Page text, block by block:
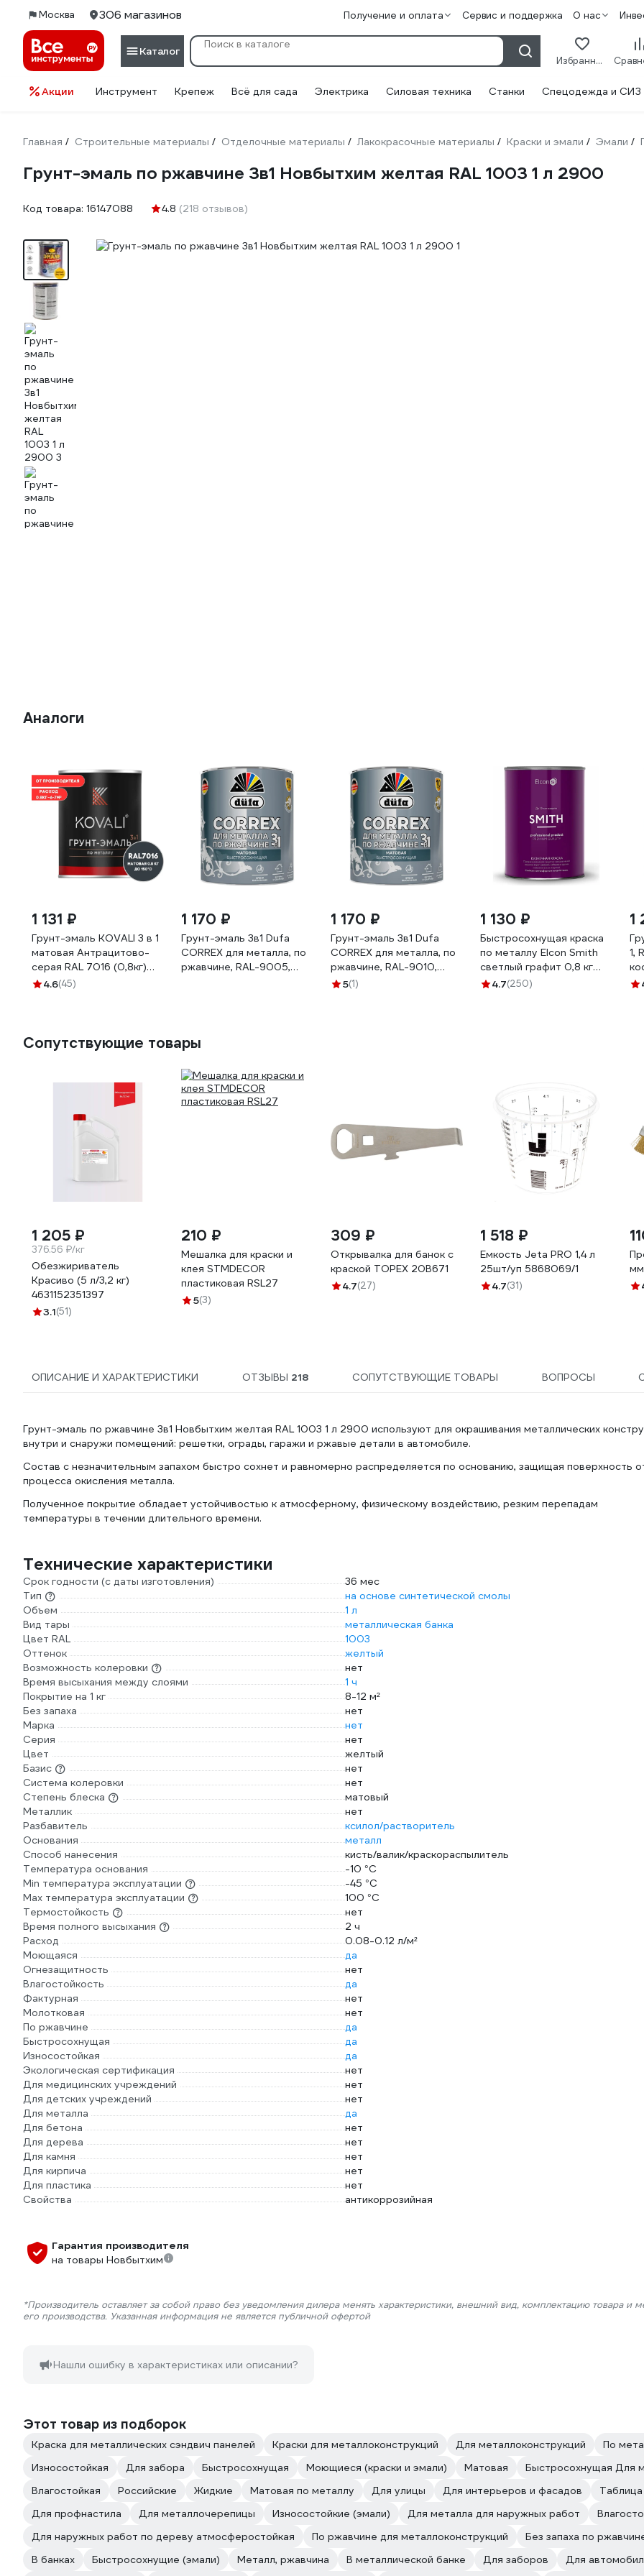
Москва 306 магазинов Получение и оплата Сервис и поддержка О нас
Каталог
Избранное
Акции Инструмент Крепеж Всё для сада Электрика Силовая техника Станки Спецодежда и СИЗ
Главная / Строительные материалы / Отделочные материалы / Лакокрасочные материалы / Краски и эмали / Эмали /
Грунт-эмаль по ржавчине 3в1 Новбытхим желтая RAL 1003 1 л 2900
Код товара: 16147088 4.8 (218 отзывов)
Аналоги
1 131 ₽
Грунт-эмаль KOVALI 3 в 1
матовая Антрацитово-
серая RAL 7016 (0,8кг)
kov1.12.1
4.6(45)
1 170 ₽
Грунт-эмаль 3в1 Dufa
CORREX для металла, по
ржавчине, RAL-9005,
1 170 ₽
Грунт-эмаль 3в1 Dufa
CORREX для металла, по
ржавчине, RAL-9010,
белая матовая, 0.75л
5(1)
1 130 ₽
Быстросохнущая краска
по металлу Elcon Smith
светлый графит 0,8 кг
00-00002813
4.7(250)
1
1,
Сопутствующие товары
1 205 ₽
376.56 ₽/кг
Обезжириватель
Красиво (5 л/3,2 кг)
4631152351397
3.1(51)
210 ₽
Мешалка для краски и
клея STMDECOR
пластиковая RSL27
5(3)
309 ₽
Открывалка для банок с
краской TOPEX 20B671
4.7(27)
1 518 ₽
Емкость Jeta PRO 1,4 л
25шт/уп 5868069/1
4.7(31)
мм
ОПИСАНИЕ И ХАРАКТЕРИСТИКИ ОТЗЫВЫ 218 СОПУТСТВУЮЩИЕ ТОВАРЫ ВОПРОСЫ
Грунт-эмаль по ржавчине 3в1 Новбытхим желтая RAL 1003 1 л 2900 используют для окрашивания металлических
внутри и снаружи помещений: решетки, ограды, гаражи и ржавые детали в автомобиле.
Состав с незначительным запахом быстро сохнет и равномерно распределяется по основанию, защищая поверхность
процесса окисления металла.
Полученное покрытие обладает устойчивостью к атмосферному, физическому воздействию, резким перепадам
температуры в течении длительного времени.
Технические характеристики
Срок годности (с даты изготовления)
36 мес
Тип
на основе синтетической смолы
Объем
1 л
Вид тары
металлическая банка
Цвет RAL
1003
Оттенок
желтый
Возможность колеровки
нет
Время высыхания между слоями
1 ч
Покрытие на 1 кг
8-12 м²
Без запаха
нет
Марка
нет
Серия
нет
Цвет
желтый
Базис
нет
Система колеровки
нет
Степень блеска
матовый
Металлик
нет
Разбавитель
ксилол/растворитель
Основания
металл
Способ нанесения
кисть/валик/краскораспылитель
Температура основания
-10 °С
Min температура эксплуатации
-45 °С
Max температура эксплуатации
100 °С
Термостойкость
нет
Время полного высыхания
2 ч
Расход
0.08-0.12 л/м²
Моющаяся
да
Огнезащитность
нет
Влагостойкость
да
Фактурная
нет
Молотковая
нет
По ржавчине
да
Быстросохнущая
да
Износостойкая
да
Экологическая сертификация
нет
Для медицинских учреждений
нет
Для детских учреждений
нет
Для металла
да
Для бетона
нет
Для дерева
нет
Для камня
нет
Для кирпича
нет
Для пластика
нет
Свойства
антикоррозийная
Гарантия производителя
на товары Новбытхим
*Производитель оставляет за собой право без уведомления дилера менять характеристики, внешний вид, комплектацию товара и
его производства. Указанная информация не является публичной офертой
Нашли ошибку в характеристиках или описании?
Этот товар из подборок
Краска для металлических сэндвич панелей Краски для металлоконструкций Для металлоконструкций По
Износостойкая
Для забора Быстросохнущая Моющиеся (краски и эмали) Матовая Быстросохнущая Для
Влагостойкая
Российские Жидкие Матовая по металлу Для улицы Для интерьеров и фасадов
Для профнастила
Для металлочерепицы Износостойкие (эмали) Для металла для наружных работ
Для наружных работ по дереву атмосферостойкая
По ржавчине для металлоконструкций Без запаха по
В банках
Быстросохнущие (эмали) Металл, ржавчина В металлической банке Для заборов Для